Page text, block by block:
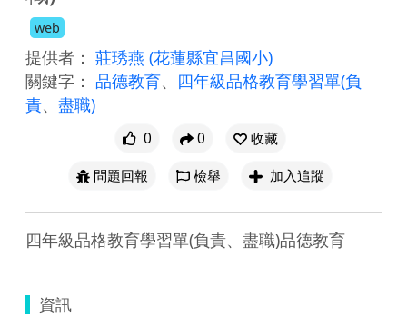
web
提供者： 莊琇燕 (花蓮縣宜昌國小)
關鍵字： 品德教育、 四年級品格教育學習單(負
責、 盡職)
0 0
收藏
問題回報
檢舉 加入追蹤
四年級品格教育學習單(負責、盡職)品德教育
資訊